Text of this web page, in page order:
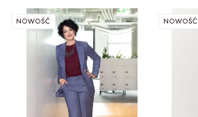
NOWOŚĆ NOWOŚĆ